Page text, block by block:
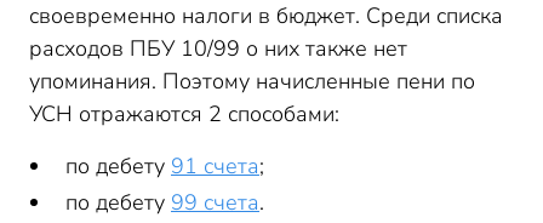
своевременно налоги в бюджет. Среди списка
расходов ПБУ 10/99 о них также нет
упоминания. Поэтому начисленные пени по
УСН отражаются 2 способами:
по дебету 91 счета;
по дебету 99 счета.